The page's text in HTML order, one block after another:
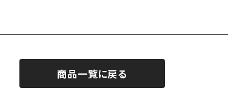
商品一覧に戻る